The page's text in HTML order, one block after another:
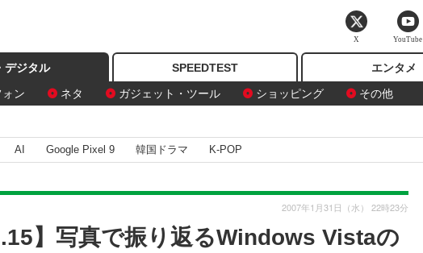
デジタル
ン
ネタ ガジェット・ツール ショッピング その他
SPEEDTEST エンタメ
AI Google Pixel 9 韓国ドラマ K-POP
】写真で振り返るWindows Vistaの
2007年1月31日（水） 22時23分
X YouTube